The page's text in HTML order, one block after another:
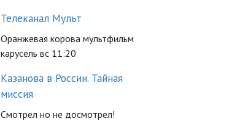
Телеканал Мульт
Оранжевая корова мультфильм
карусель вс 11:20
Казанова в России. Тайная
миссия
Смотрел но не досмотрел!